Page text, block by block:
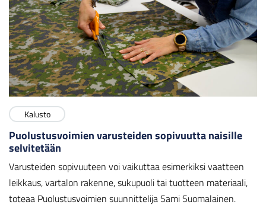
Kalusto
Puolustusvoimien varusteiden sopivuutta naisille
selvitetään
Varusteiden sopivuuteen voi vaikuttaa esimerkiksi vaatteen
leikkaus, vartalon rakenne, sukupuoli tai tuotteen materiaali,
toteaa Puolustusvoimien suunnittelija Sami Suomalainen.